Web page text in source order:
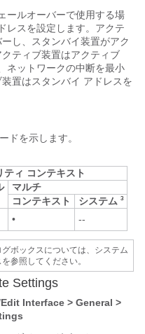
ールオーバーで使用する場
レスを設定します。アクテ
し、スタンバイ装置がアク
ティブ装置はアクティブ
ネットワークの中断を最小
置はスタンバイ アドレスを
ドを示します。
ティ コンテキスト
マルチ
コンテキスト
システム 3
• --
ボックスについては、システム
参照してください。
Settings
Interface > General >